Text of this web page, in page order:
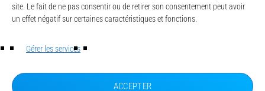
site. Le fait de ne pas consentir ou de retirer son consentement peut avoir
un effet négatif sur certaines caractéristiques et fonctions.
Gérer les services
ACCEPTER
© CAESE - 2024/2026
LA UNE
ACTUALITÉS